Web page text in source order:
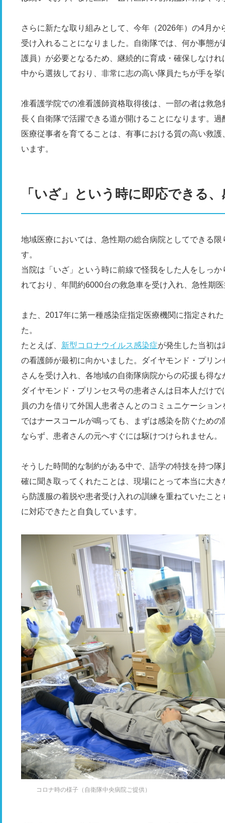
さらに新たな取り組みとして、今年（2026年）の4月
受け入れることになりました。自衛隊では、何か事態
護員）が必要となるため、継続的に育成・確保しなけ
中から選抜しており、非常に志の高い隊員たちが手を
准看護学院での准看護師資格取得後は、一部の者は救
長く自衛隊で活躍できる道が開けることになります。
医療従事者を育てることは、有事における質の高い救
います。
「いざ」という時に即応できる
地域医療においては、急性期の総合病院としてできる
す。
当院は「いざ」という時に前線で怪我をした人をしっか
れており、年間約6000台の救急車を受け入れ、急性期
また、2017年に第一種感染症指定医療機関に指定され
た。
たとえば、 新型コロナウイルス感染症が発生した当初
の看護師が最初に向かいました。ダイヤモンド・プリ
さんを受け入れ、各地域の自衛隊病院からの応援も得
ダイヤモンド・プリンセス号の患者さんは日本人だけ
員の力を借りて外国人患者さんとのコミュニケーショ
ではナースコールが鳴っても、まずは感染を防ぐため
ならず、患者さんの元へすぐには駆けつけられません。
そうした時間的な制約がある中で、語学の特技を持つ
確に聞き取ってくれたことは、現場にとって本当に大
ら防護服の着脱や患者受け入れの訓練を重ねていたこ
に対応できたと自負しています。
コロナ時の様子（自衛隊中央病院ご提供）